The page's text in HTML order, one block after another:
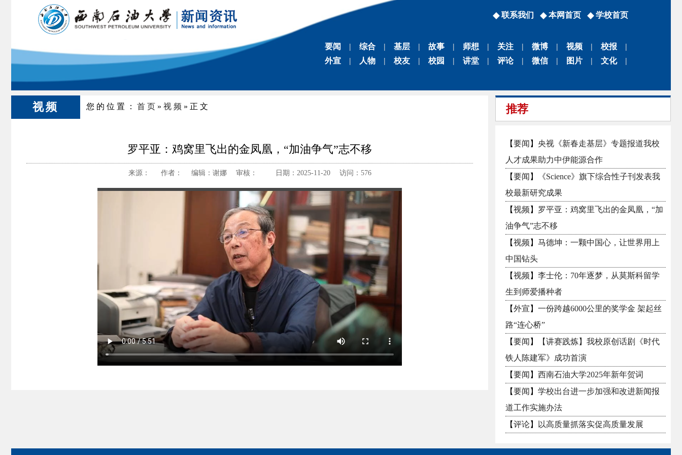
学校首页
本网首页
联系我们
要闻 | 综合 | 基层 | 故事 | 师想 | 关注 | 微博 | 视频 | 校报
|
外宣
| 人物 | 校友 | 校园 | 讲堂 | 评论 | 微信 | 图片 | 文化 |
视频 您的位置： 首页 » 视频 »正文
罗平亚：鸡窝里飞出的金凤凰，“加油争气”志不移
来源： 作者： 编辑：谢娜 审核： 日期：2025-11-20 访问： 576
推荐
【要闻 】 央视《新春走基层》专题报道我校
人才成果助力中伊能源合作
【要闻 】
《Science》旗下综合性子刊发表我
校最新研究成果
【视频 】 罗平亚：鸡窝里飞出的金凤凰，“加
油争气”志不移
【视频 】 马德坤：一颗中国心，让世界用上
中国钻头
【视频 】 李士伦：70年逐梦，从莫斯科留学
生到师爱播种者
【外宣 】 一份跨越6000公里的奖学金 架起丝
路“连心桥”
【要闻 】
【讲赛践炼】我校原创话剧《时代
铁人陈建军》成功首演
【要闻 】 西南石油大学2025年新年贺词
【要闻 】 学校出台进一步加强和改进新闻报
道工作实施办法
【评论】 以高质量抓落实促高质量发展